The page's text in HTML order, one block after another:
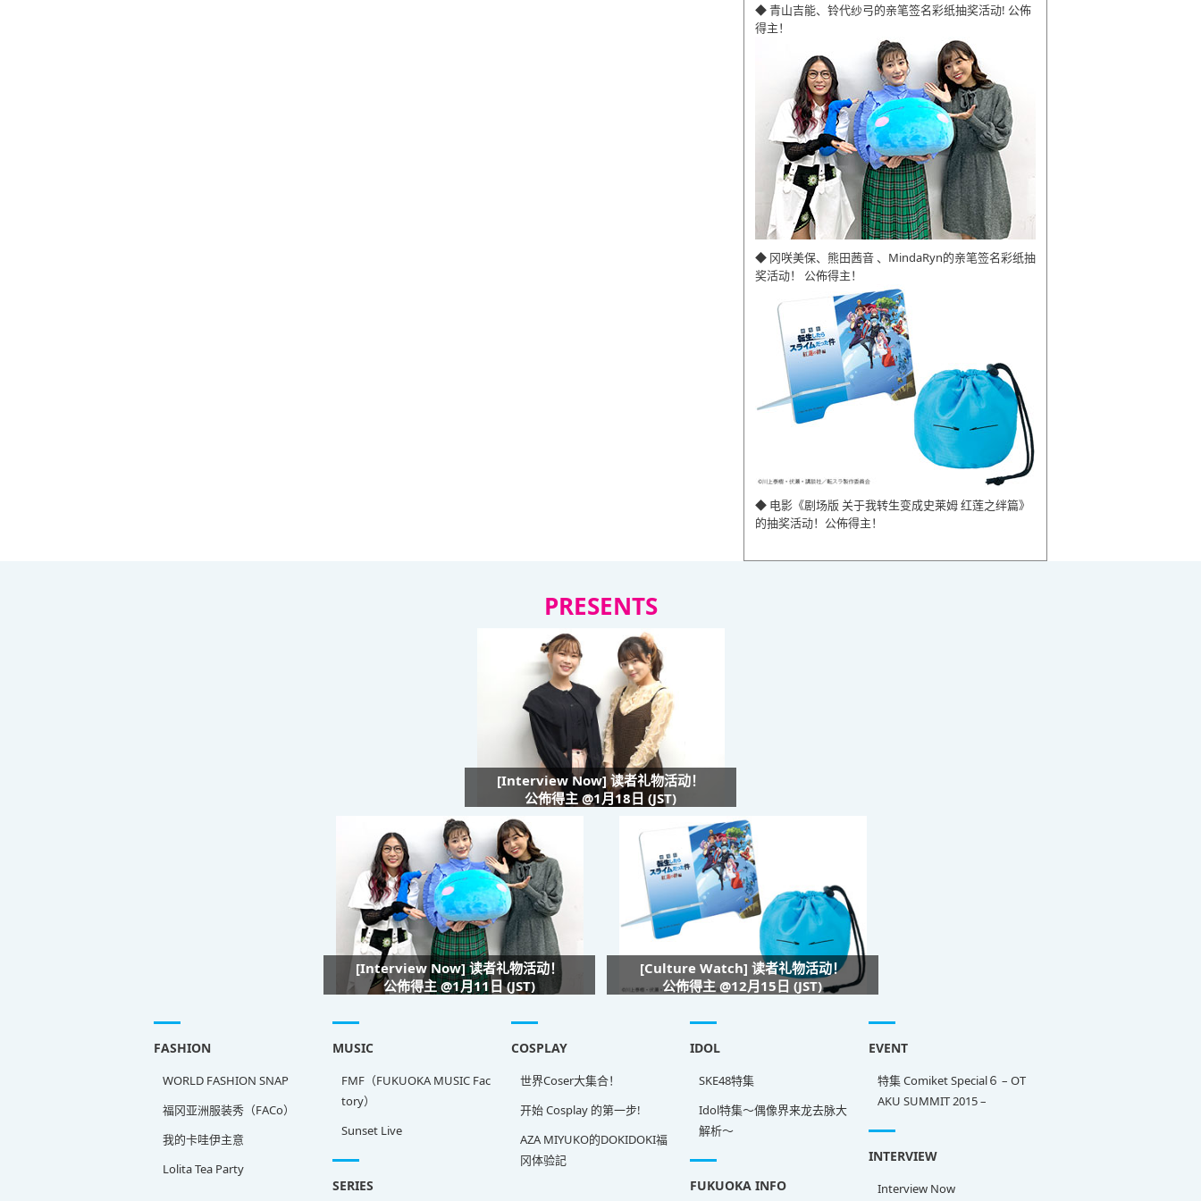
◆ 青山吉能、铃代纱弓的亲笔签名彩纸抽奖活动! 公佈
得主！
◆ 冈咲美保、熊田茜音 、MindaRyn的亲笔签名彩纸抽
奖活动！ 公佈得主！
◆ 电影《剧场版 关于我转生变成史莱姆 红莲之绊篇》
的抽奖活动！公佈得主！
PRESENTS
[Interview Now] 读者礼物活动！
公佈得主 @1月18日 (JST)
[Interview Now] 读者礼物活动！
公佈得主 @1月11日 (JST)
[Culture Watch] 读者礼物活动！
公佈得主 @12月15日 (JST)
FASHION
WORLD FASHION SNAP
福冈亚洲服装秀（FACo）
我的卡哇伊主意
Lolita Tea Party
MUSIC
FMF（FUKUOKA MUSIC Fac
tory）
Sunset Live
COSPLAY
世界Coser大集合！
开始 Cosplay 的第一步!
AZA MIYUKO的DOKIDOKI福
冈体验記
IDOL
SKE48特集
Idol特集～偶像界来龙去脉大
解析～
EVENT
特集 Comiket Special６ – OT
AKU SUMMIT 2015 –
INTERVIEW
Interview Now
SERIES FUKUOKA INFO